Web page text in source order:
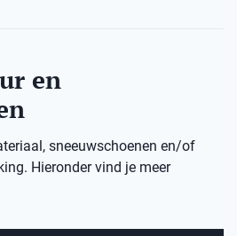
en
sneeuwschoenen en/of
Hieronder vind je meer